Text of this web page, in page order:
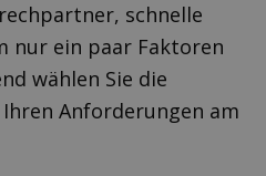
schnelle
nur ein paar Faktoren
wählen Sie die
Anforderungen am